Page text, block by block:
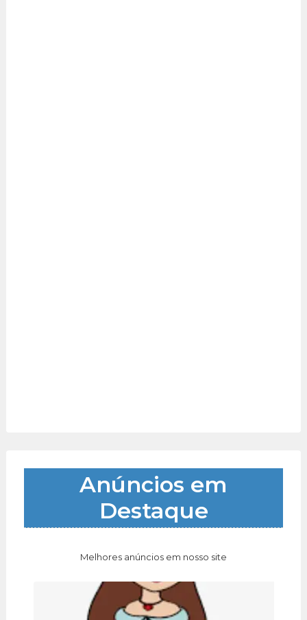
Anúncios em
Destaque
Melhores anúncios em nosso site